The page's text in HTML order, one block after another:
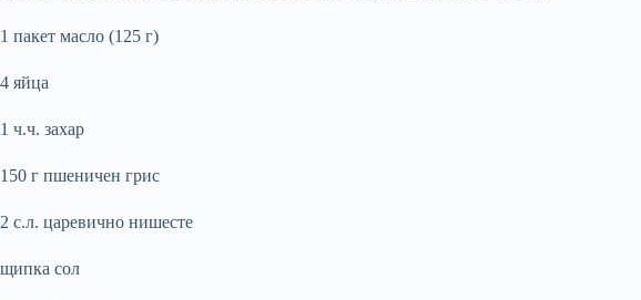
1 пакет масло (125 г)
4 яйца
1 ч.ч. захар
150 г пшеничен грис
2 с.л. царевично нишесте
щипка сол